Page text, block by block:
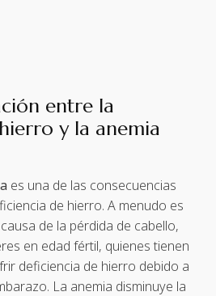
entre la
y la anemia
es una de las consecuencias
de hierro. A menudo es
de la pérdida de cabello,
en edad fértil, quienes tienen
deficiencia de hierro debido a
La anemia disminuye la